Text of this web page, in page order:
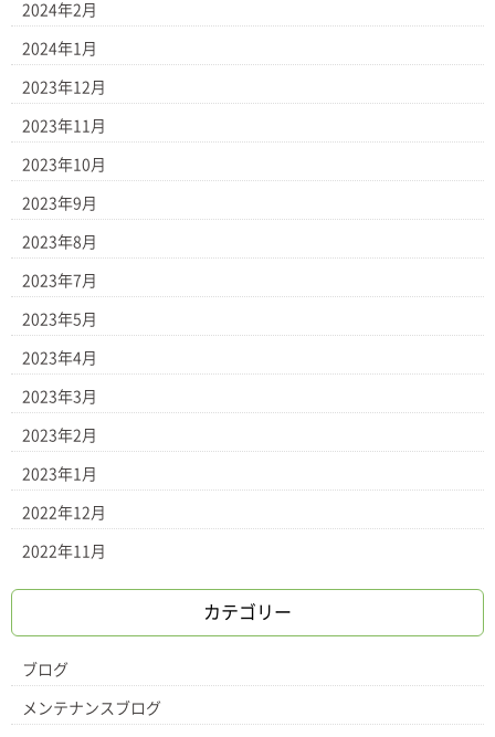
2024年2月
2024年1月
2023年12月
2023年11月
2023年10月
2023年9月
2023年8月
2023年7月
2023年5月
2023年4月
2023年3月
2023年2月
2023年1月
2022年12月
2022年11月
カテゴリー
ブログ
メンテナンスブログ